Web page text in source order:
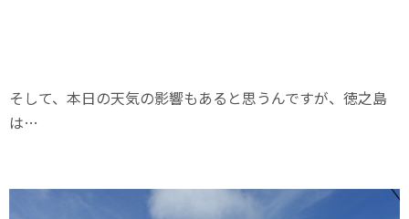
そして、本日の天気の影響もあると思うんですが、徳之島
は…